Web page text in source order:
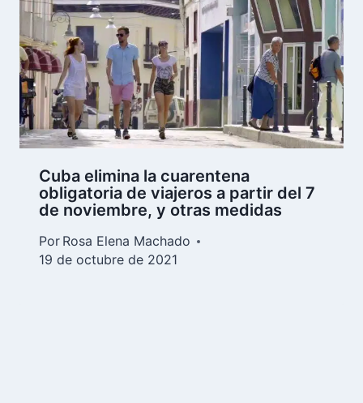
Cuba elimina la cuarentena
obligatoria de viajeros a partir del 7
de noviembre, y otras medidas
Por Rosa Elena Machado
19 de octubre de 2021